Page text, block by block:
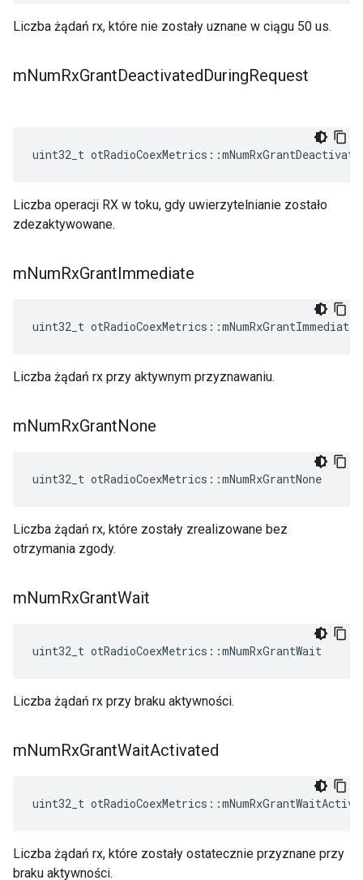
Liczba żądań rx, które nie zostały uznane w ciągu 50 us.
mNumRxGrantDeactivatedDuringRequest
uint32_t otRadioCoexMetrics ::
Liczba operacji RX w toku, gdy uwierzytelnianie zostało
zdezaktywowane.
mNumRxGrantImmediate
uint32_t otRadioCoexMetrics ::mNumRxGrantImmediate
Liczba żądań rx przy aktywnym przyznawaniu.
mNumRxGrantNone
uint32_t otRadioCoexMetrics ::mNumRxGrantNone
Liczba żądań rx, które zostały zrealizowane bez
otrzymania zgody.
mNumRxGrantWait
uint32_t otRadioCoexMetrics ::mNumRxGrantWait
Liczba żądań rx przy braku aktywności.
mNumRxGrantWaitActivated
uint32_t otRadioCoexMetrics ::
Liczba żądań rx, które zostały ostatecznie przyznane przy
braku aktywności.